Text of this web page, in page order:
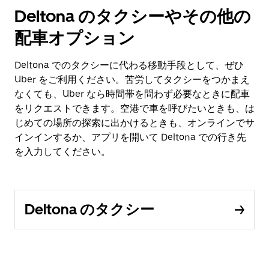
Deltona のタクシーやその他の
配車オプション
Deltona でのタクシーに代わる移動手段として、ぜひ
Uber をご利用ください。苦労してタクシーをつかまえ
なくても、Uber なら時間帯を問わず必要なときに配車
をリクエストできます。空港で車を呼びたいときも、は
じめての場所の探索に出かけるときも、オンラインでサ
インインするか、アプリを開いて Deltona での行き先
を入力してください。
Deltona のタクシー